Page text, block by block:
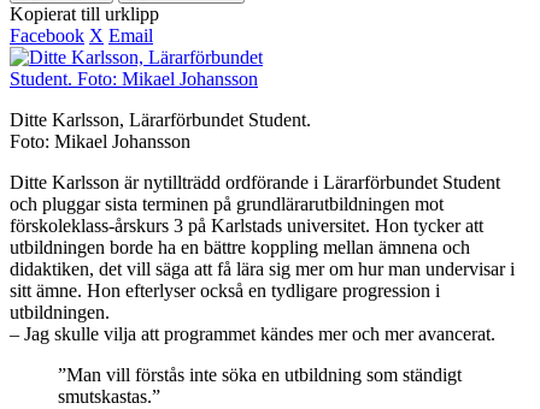
Kopierat till urklipp
Facebook X Email
Ditte Karlsson, Lärarförbundet Student.
Foto: Mikael Johansson
Ditte Karlsson är nytillträdd ordförande i Lärarförbundet Student
och pluggar sista terminen på grundlärarutbildningen mot
förskoleklass-årskurs 3 på Karlstads universitet. Hon tycker att
utbildningen borde ha en bättre koppling mellan ämnena och
didaktiken, det vill säga att få lära sig mer om hur man undervisar i
sitt ämne. Hon efterlyser också en tydligare progression i
utbildningen.
– Jag skulle vilja att programmet kändes mer och mer avancerat.
”Man vill förstås inte söka en utbildning som ständigt
smutskastas.”